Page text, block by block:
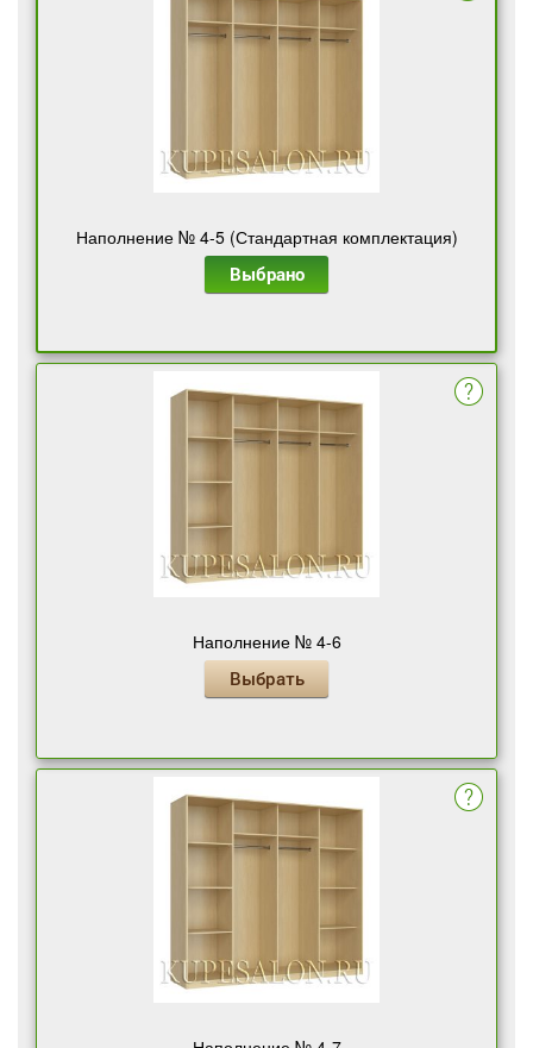
Наполнение № 4-5 (Стандартная комплектация)
Выбрано
Наполнение № 4-6
Выбрать